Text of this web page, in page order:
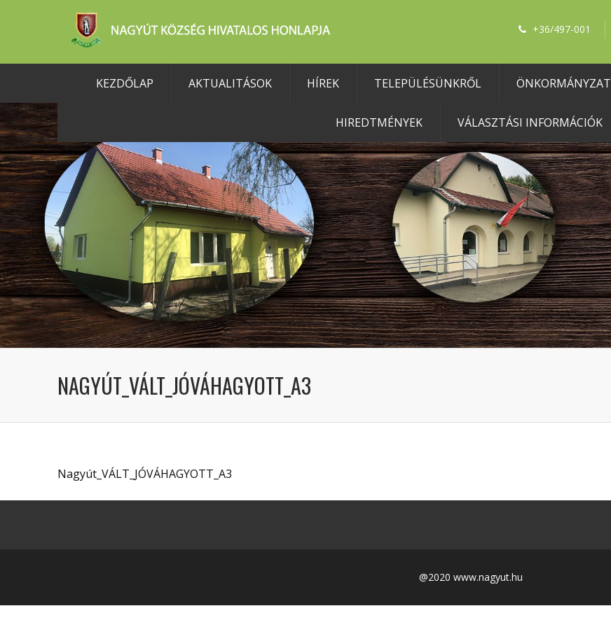
+36/497-001
KEZDŐLAP AKTUALITÁSOK HÍREK TELEPÜLÉSÜNKRŐL ÖNKORMÁNYZAT
HIREDTMÉNYEK VÁLASZTÁSI INFORMÁCIÓK
NAGYÚT_VÁLT_JÓVÁHAGYOTT_A3
Nagyút_VÁLT_JÓVÁHAGYOTT_A3
@2020 www.nagyut.hu